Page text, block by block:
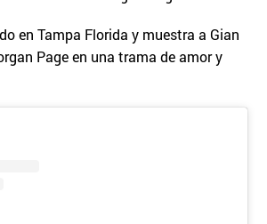
en Tampa Florida y muestra a Gian
Page en una trama de amor y